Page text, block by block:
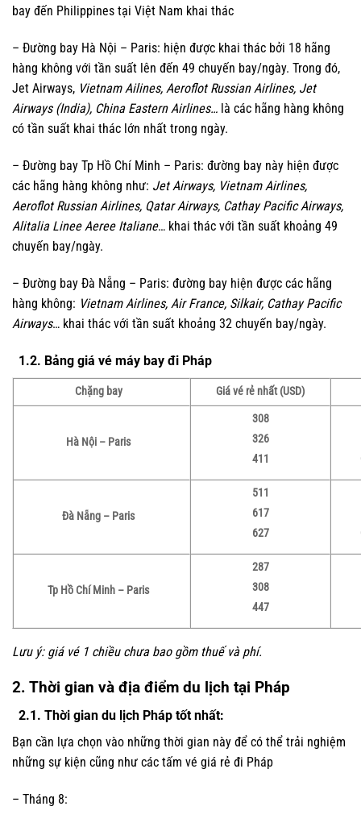
bay đến Philippines tại Việt Nam khai thác
– Đường bay Hà Nội – Paris: hiện được khai thác bởi 18 hãng
hàng không với tần suất lên đến 49 chuyến bay/ngày. Trong đó,
Jet Airways, Vietnam Ailines, Aeroflot Russian Airlines, Jet
Airways (India), China Eastern Airlines… là các hãng hàng không
có tần suất khai thác lớn nhất trong ngày.
– Đường bay Tp Hồ Chí Minh – Paris: đường bay này hiện được
các hãng hàng không như: Jet Airways, Vietnam Airlines,
Aeroflot Russian Airlines, Qatar Airways, Cathay Pacific Airways,
Alitalia Linee Aeree Italiane… khai thác với tần suất khoảng 49
chuyến bay/ngày.
– Đường bay Đà Nẵng – Paris: đường bay hiện được các hãng
hàng không: Vietnam Airlines, Air France, Silkair, Cathay Pacific
Airways… khai thác với tần suất khoảng 32 chuyến bay/ngày.
1.2. Bảng giá vé máy bay đi Pháp
Chặng bay Giá vé rẻ nhất (USD)
Hà Nội – Paris
308
326
411
Đà Nẵng – Paris
511
617
627
Tp Hồ Chí Minh – Paris
287
308
447
Lưu ý: giá vé 1 chiều chưa bao gồm thuế và phí.
2. Thời gian và địa điểm du lịch tại Pháp
2.1. Thời gian du lịch Pháp tốt nhất:
Bạn cần lựa chọn vào những thời gian này để có thể trải nghiệm
những sự kiện cũng như các tấm vé giá rẻ đi Pháp
– Tháng 8: